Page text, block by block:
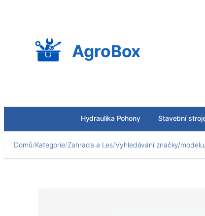
AgroBox
Hydraulika Pohony Stavební
Domů/Kategorie/Zahrada a Les/Vyhledávání značky/modelu